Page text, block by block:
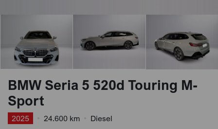
BMW Seria 5 520d Touring M-
Sport
2025 24.600 km
Diesel